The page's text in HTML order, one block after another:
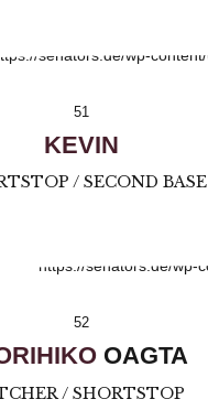
51
KEVIN
/ SECOND BASE
52
OAGTA
/ SHORTSTOP